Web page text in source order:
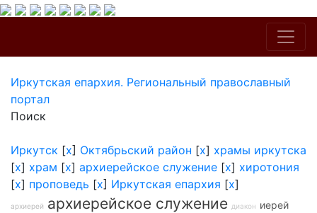
Иркутская епархия. Региональный православный
портал
Поиск
Иркутск [x] Октябрьский район [x] храмы иркутска
[x] храм [x] архиерейское служение [x] хиротония
[x] проповедь [x] Иркутская епархия [x]
архиерей архиерейское служение диакон иерей